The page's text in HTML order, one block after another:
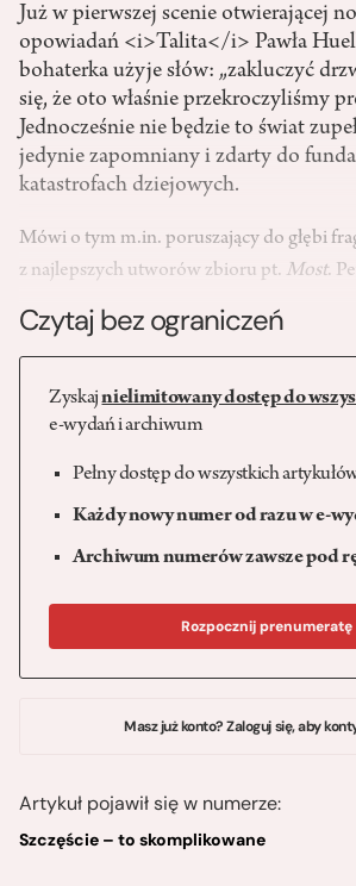
Już w pierwszej scenie otwierającej
opowiadań <i>Talita</i> Pawła
bohaterka użyje słów: „zakluczyć
się, że oto właśnie przekroczyliśmy
Jednocześnie nie będzie to świat
jedynie zapomniany i zdarty do
katastrofach dziejowych.
Mówi o tym m.in. poruszający do głębi
z najlepszych utworów zbioru pt. Most.
Czytaj bez ograniczeń
Zyskajnielimitowany dostęp do
e-wydań i archiwum
Pełny dostęp do wszystkich
Każdy nowy numer od razu w e-
Archiwum numerów zawsze pod
Rozpocznij prenumeratę
Masz już konto? Zaloguj się, aby
Artykuł pojawił się w numerze:
Szczęście – to skomplikowane